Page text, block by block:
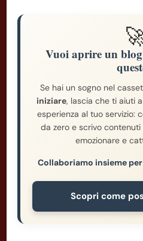
Vuoi aprire un blog
Se hai un sogno nel
iniziare, lascia che ti aiuti
esperienza al tuo servizio:
da zero e scrivo
emozionare e
Collaboriamo insieme
Scopri come